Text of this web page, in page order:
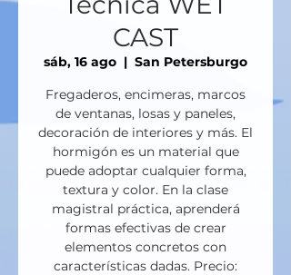
CAST
sáb, 16 ago
  |
San Petersburgo
Fregaderos, encimeras, marcos
de ventanas, losas y paneles,
decoración de interiores y más. El
hormigón es un material que
puede adoptar cualquier forma,
textura y color. En la clase
magistral práctica, aprenderá
formas efectivas de crear
elementos concretos con
características dadas. Precio: